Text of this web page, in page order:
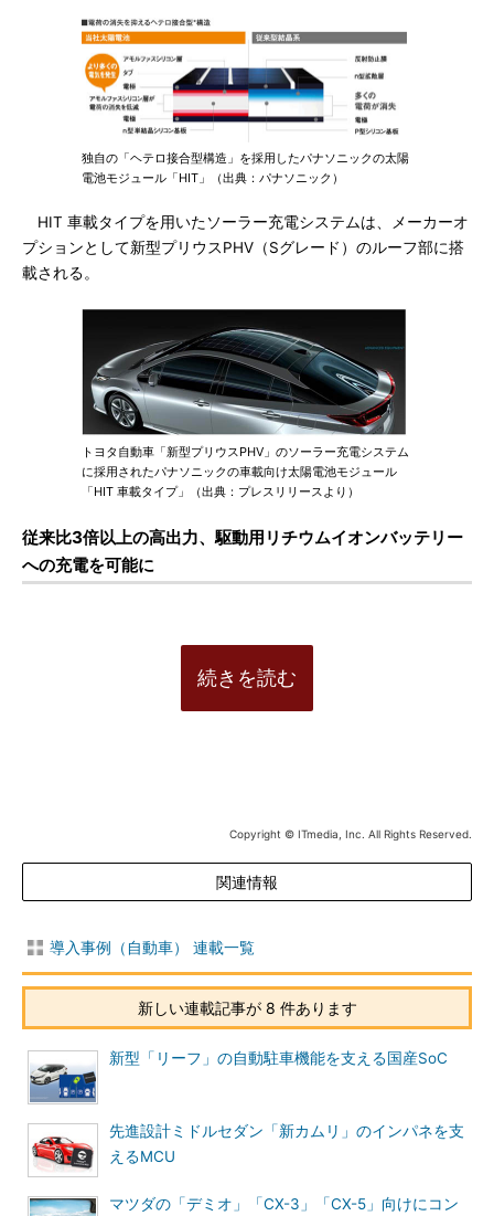
独自の「ヘテロ接合型構造」を採用したパナソニックの太陽
電池モジュール「HIT」（出典：パナソニック）
HIT 車載タイプを用いたソーラー充電システムは、メーカーオ
プションとして新型プリウスPHV（Sグレード）のルーフ部に搭
載される。
トヨタ自動車「新型プリウスPHV」のソーラー充電システム
に採用されたパナソニックの車載向け太陽電池モジュール
「HIT 車載タイプ」（出典：プレスリリースより）
従来比3倍以上の高出力、駆動用リチウムイオンバッテリー
への充電を可能に
続きを読む
Copyright © ITmedia, Inc. All Rights Reserved.
関連情報
導入事例（自動車） 連載一覧
新しい連載記事が 8 件あります
新型「リーフ」の自動駐車機能を支える国産SoC
先進設計ミドルセダン「新カムリ」のインパネを支
えるMCU
マツダの「デミオ」「CX-3」「CX-5」向けにコン